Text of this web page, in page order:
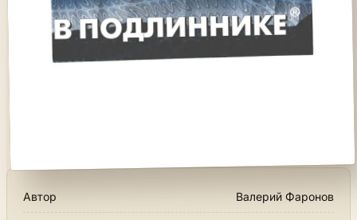
Автор Валерий Фаронов